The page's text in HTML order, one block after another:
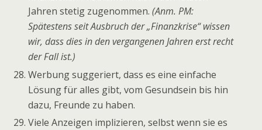
Jahren stetig zugenommen.(Anm. PM:
Spätestens seit Ausbruch der „Finanzkrise“ wissen
wir, dass dies in den vergangenen Jahren erst recht
der Fall ist.)
Werbung suggeriert, dass es eine einfache
Lösung für alles gibt, vom Gesundsein bis hin
dazu, Freunde zu haben.
Viele Anzeigen implizieren, selbst wenn sie es